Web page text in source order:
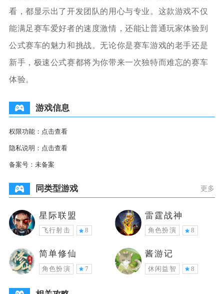
看，都显示出了开发团队的用心与专业。这款游戏不仅
能满足赛车爱好者的速度激情，还能让普通玩家体验到
公式赛车的魅力和挑战。无论你是赛车游戏的老手还是
新手，极速公式赛都将为你带来一次独特而难忘的赛车
体验。
游戏信息
权限功能： 点击查看
隐私说明： 点击查看
备案号： 未备案
同类型游戏 更多
星际联盟
飞行射击 8
雷霆战神
角色扮演 8
简单修仙
角色扮演 7
酱游记
休闲益智 8